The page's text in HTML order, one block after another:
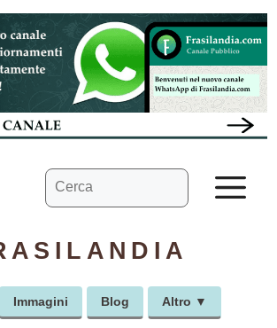
Ricerca
per:
Immagini Blog Altro ▼